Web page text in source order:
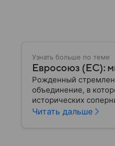
Узнать больше по теме
Евросоюз (ЕС):
Рожденный
объединение, в
исторических
Читать дальше